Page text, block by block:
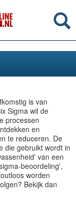
is van
Sigma wil de
processen
en
te reduceren. De
die gebruikt wordt in
van een
beoordeling',
worden
Bekijk dan